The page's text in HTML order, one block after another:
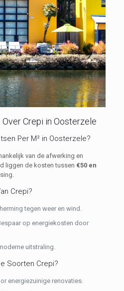
Crepi in Oosterzele
Per M² in Oosterzele?
van de afwerking en
liggen de kosten tussen €50 en
Crepi?
tegen weer en wind.
op energiekosten door
uitstraling.
Soorten Crepi?
energiezuinige renovaties.